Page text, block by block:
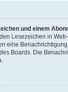
und einem
Lesezeichen in
eine
Boards. Die